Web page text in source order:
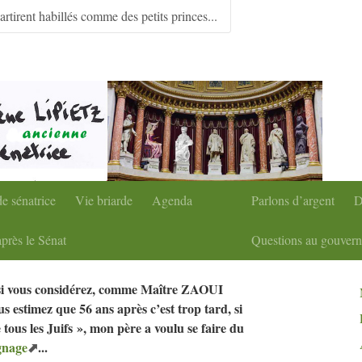
| Aller à la recherche
sénatrice Vie briarde Agenda
le Sénat
Parlons d’argent
Questions au
habillés comme des petits princes...
vous considérez, comme MaîtreZAOUI
estimez que 56 ans après c’est trop tard, si
tous les Juifs », mon père a voulu se faire du
...